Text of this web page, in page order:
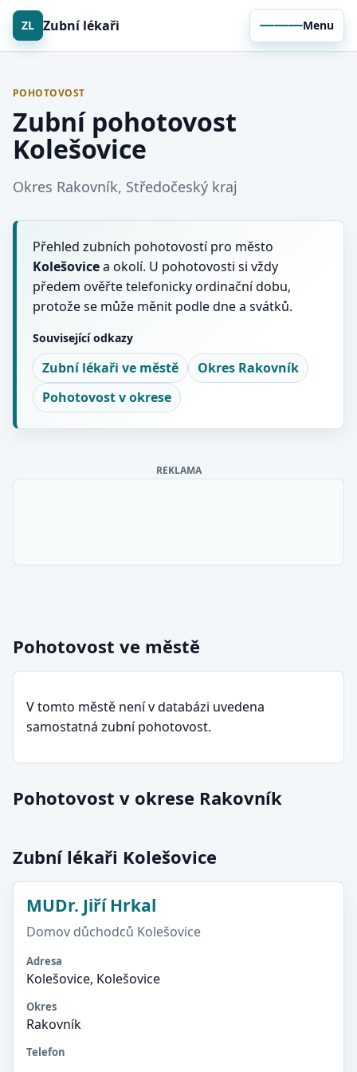
ZL Zubní lékaři Menu
POHOTOVOST
Zubní pohotovost
Kolešovice
Okres Rakovník, Středočeský kraj
Přehled zubních pohotovostí pro město
Kolešovicea okolí. U pohotovosti si vždy
předem ověřte telefonicky ordinační dobu,
protože se může měnit podle dne a svátků.
Související odkazy
Zubní lékaři ve městě
Okres Rakovník
Pohotovost v okrese
REKLAMA
Pohotovost ve městě
V tomto městě není v databázi uvedena
samostatná zubní pohotovost.
Pohotovost v okrese Rakovník
Zubní lékaři Kolešovice
MUDr. Jiří Hrkal
Domov důchodců Kolešovice
Adresa
Kolešovice, Kolešovice
Okres
Rakovník
Telefon